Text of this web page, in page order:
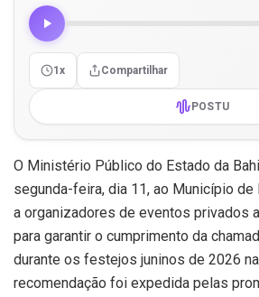
1x Compartilhar
POSTU
O Ministério Público do Estado da
segunda-feira, dia 11, ao Município de
a organizadores de eventos privados
para garantir o cumprimento da
durante os festejos juninos de 2026
recomendação foi expedida pelas